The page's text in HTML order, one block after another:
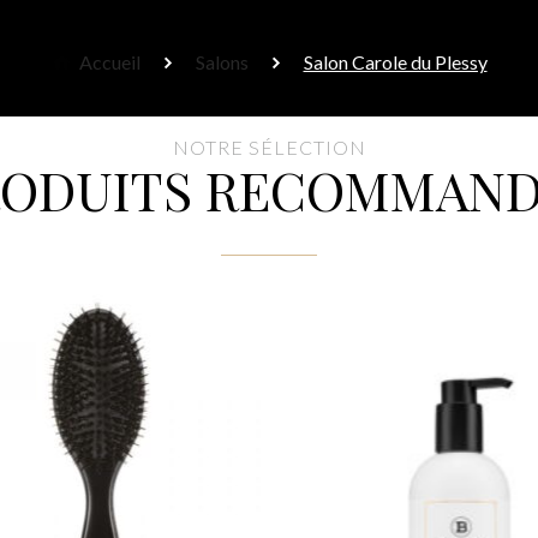
Accueil Salons Salon Carole du Plessy
NOTRE SÉLECTION